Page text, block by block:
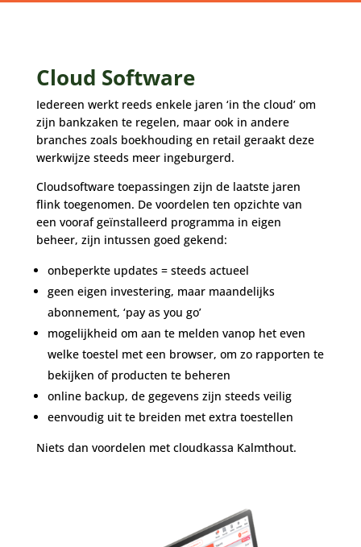
Cloud Software
Iedereen werkt reeds enkele jaren ‘in the cloud’ om
zijn bankzaken te regelen, maar ook in andere
branches zoals boekhouding en retail geraakt deze
werkwijze steeds meer ingeburgerd.
Cloudsoftware toepassingen zijn de laatste jaren
flink toegenomen. De voordelen ten opzichte van
een vooraf geïnstalleerd programma in eigen
beheer, zijn intussen goed gekend:
onbeperkte updates = steeds actueel
geen eigen investering, maar maandelijks
abonnement, ‘pay as you go’
mogelijkheid om aan te melden vanop het even
welke toestel met een browser, om zo rapporten te
bekijken of producten te beheren
online backup, de gegevens zijn steeds veilig
eenvoudig uit te breiden met extra toestellen
Niets dan voordelen met cloudkassa Kalmthout.